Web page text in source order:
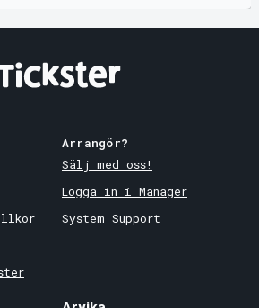
Arrangör?
Sälj med oss!
Logga in i Manager
System Support